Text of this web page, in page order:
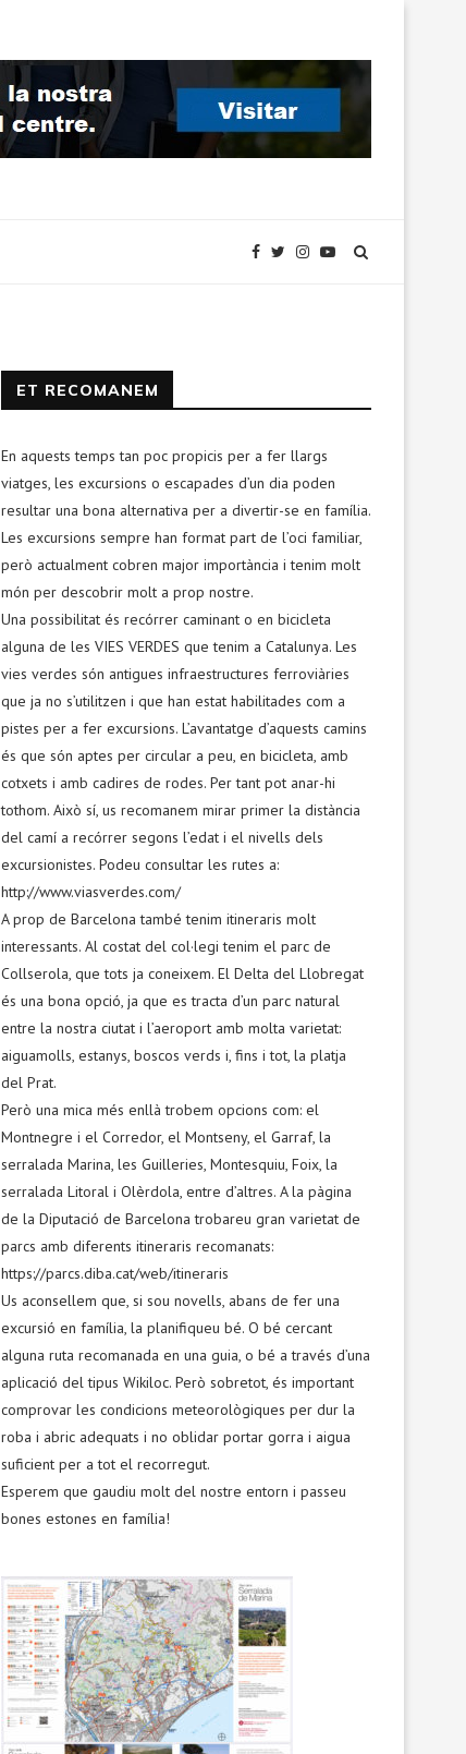
ET RECOMANEM
En aquests temps tan poc propicis per a fer llargs
viatges, les excursions o escapades d’un dia poden
resultar una bona alternativa per a divertir-se en família.
Les excursions sempre han format part de l’oci familiar,
però actualment cobren major importància i tenim molt
món per descobrir molt a prop nostre.
Una possibilitat és recórrer caminant o en bicicleta
alguna de les VIES VERDES que tenim a Catalunya. Les
vies verdes són antigues infraestructures ferroviàries
que ja no s’utilitzen i que han estat habilitades com a
pistes per a fer excursions. L’avantatge d’aquests camins
és que són aptes per circular a peu, en bicicleta, amb
cotxets i amb cadires de rodes. Per tant pot anar-hi
tothom. Això sí, us recomanem mirar primer la distància
del camí a recórrer segons l’edat i el nivells dels
excursionistes. Podeu consultar les rutes a:
http://www.viasverdes.com/
A prop de Barcelona també tenim itineraris molt
interessants. Al costat del col·legi tenim el parc de
Collserola, que tots ja coneixem. El Delta del Llobregat
és una bona opció, ja que es tracta d’un parc natural
entre la nostra ciutat i l’aeroport amb molta varietat:
aiguamolls, estanys, boscos verds i, fins i tot, la platja
del Prat.
Però una mica més enllà trobem opcions com: el
Montnegre i el Corredor, el Montseny, el Garraf, la
serralada Marina, les Guilleries, Montesquiu, Foix, la
serralada Litoral i Olèrdola, entre d’altres. A la pàgina
de la Diputació de Barcelona trobareu gran varietat de
parcs amb diferents itineraris recomanats:
https://parcs.diba.cat/web/itineraris
Us aconsellem que, si sou novells, abans de fer una
excursió en família, la planifiqueu bé. O bé cercant
alguna ruta recomanada en una guia, o bé a través d’una
aplicació del tipus Wikiloc. Però sobretot, és important
comprovar les condicions meteorològiques per dur la
roba i abric adequats i no oblidar portar gorra i aigua
suficient per a tot el recorregut.
Esperem que gaudiu molt del nostre entorn i passeu
bones estones en família!